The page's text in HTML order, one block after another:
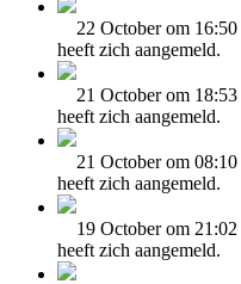
22 October om 16:50
heeft zich aangemeld.
21 October om 18:53
heeft zich aangemeld.
21 October om 08:10
heeft zich aangemeld.
19 October om 21:02
heeft zich aangemeld.